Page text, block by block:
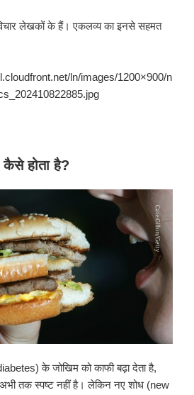
लेखकों के हैं। एकलव्य का इनसे सहमत
ln/images/1200×900/n
कैसे होता है?
के जोखिम को काफी बढ़ा देता है,
तक स्पष्ट नहीं है। लेकिन नए शोध (new